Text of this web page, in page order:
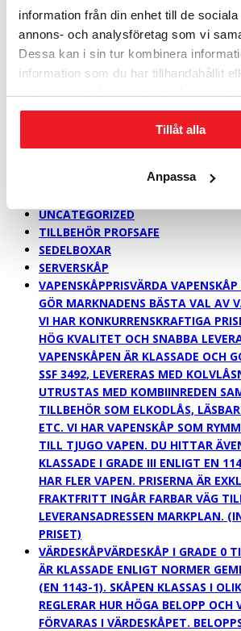
information från din enhet till de
annons- och analysföretag som vi
Dessa kan i sin tur kombinera
information som du har tillhandahållit
Tillåt alla
Anpassa
DUBBELDÖRRARS SÄKERHETSSKÅP.
KOMBINERA DE OLIKA
OÄNDLIGHET. I
TILL 3770 KROK BEKVÄMT
SÄKERHETSSKÅP > 1,0 M
SÄKERHETSSKÅP > 1,6 M
SÄKERHETSKLASS P-7 & NSA
UNCATEGORIZED
TILLBEHÖR PROFSAFE
SEDELBOXAR
SERVERSKÅP
VAPENSKÅPPRISVÄRDA
GÖR MARKNADENS BÄSTA VAL AV
VI HAR KONKURRENSKRAFTIGA
HÖG KVALITET OCH SNABBA
VAPENSKÅPEN ÄR KLASSADE OCH
SSF 3492, LEVERERAS MED
UTRUSTAS MED KOMBIINREDEN
TILLBEHÖR SOM ELKODLÅS,
ETC. VI HAR VAPENSKÅP SOM
TILL TJUGO VAPEN. DU HITTAR
KLASSADE I GRADE III ENLIGT EN
HAR FLER VAPEN. PRISERNA ÄR
FRAKTFRITT INGÅR FARBAR VÄG
LEVERANSADRESSEN MARKPLAN.
PRISET)
VÄRDESKÅPVÄRDESKÅP I GRADE 0
ÄR KLASSADE ENLIGT NORMER
(EN 1143-1). SKÅPEN KLASSAS I
REGLERAR HUR HÖGA BELOPP OCH
FÖRVARAS I VÄRDESKÅPET.